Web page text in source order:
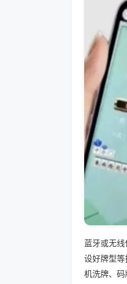
蓝牙或无
设好牌型
机洗牌、码